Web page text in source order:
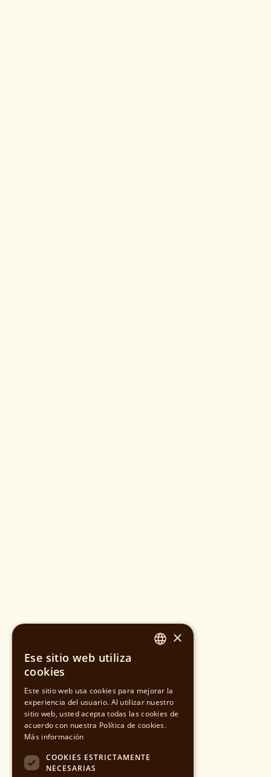
CATALAN
ENGLISH
×
Ese sitio web utiliza
cookies
Este sitio web usa cookies para mejorar la
experiencia del usuario. Al utilizar nuestro
sitio web, usted acepta todas las cookies de
acuerdo con nuestra Política de cookies.
Más información
COOKIES ESTRICTAMENTE
NECESARIAS